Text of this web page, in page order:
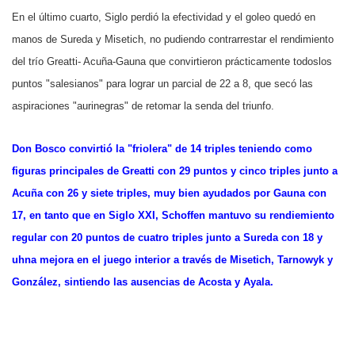
En el último cuarto, Siglo perdió la efectividad y el goleo quedó en
manos de Sureda y Misetich, no pudiendo contrarrestar el rendimiento
del trío Greatti- Acuña-Gauna que convirtieron prácticamente todoslos
puntos "salesianos" para lograr un parcial de 22 a 8, que secó las
aspiraciones "aurinegras" de retomar la senda del triunfo.
Don Bosco convirtió la "friolera" de 14 triples teniendo como
figuras principales de Greatti con 29 puntos y cinco triples junto a
Acuña con 26 y siete triples, muy bien ayudados por Gauna con
17, en tanto que en Siglo XXI, Schoffen mantuvo su rendiemiento
regular con 20 puntos de cuatro triples junto a Sureda con 18 y
uhna mejora en el juego interior a través de Misetich, Tarnowyk y
González, sintiendo las ausencias de Acosta y Ayala.